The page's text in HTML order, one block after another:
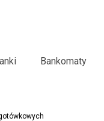
Bankomaty